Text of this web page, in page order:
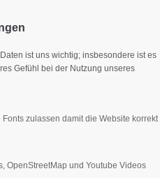
Automobilcenter Kramm GmbH
030 76 76 73 28 0
Werkstatt
ist uns wichtig; insbesondere ist es
Gefühl bei der Nutzung unseres
zulassen damit die Website korrekt
OpenStreetMap und Youtube Videos